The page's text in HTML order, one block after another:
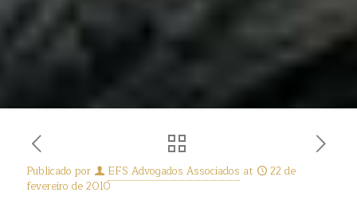
Publicado por EFS Advogados Associados at
22 de
fevereiro de 2010